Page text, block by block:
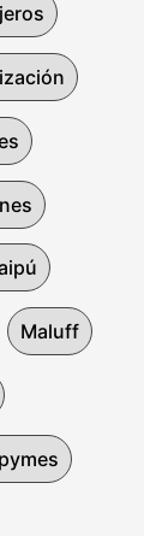
Maluff